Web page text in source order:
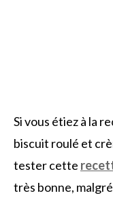
Si vous étiez à la
biscuit roulé et
tester cette
très bonne,